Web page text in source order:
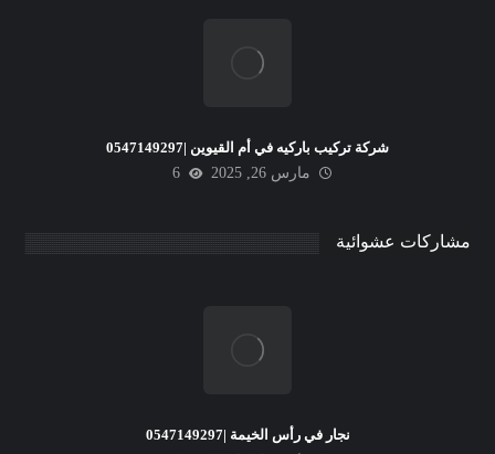
شركة تركيب باركيه في أم القيوين |0547149297
مارس 26, 2025
6
مشاركات عشوائية
نجار في رأس الخيمة |0547149297